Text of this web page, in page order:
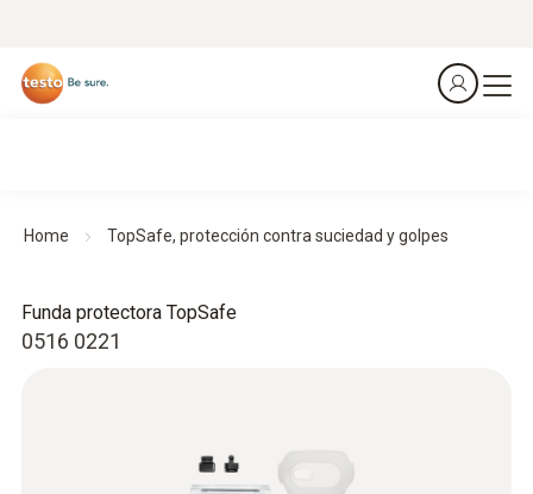
Home TopSafe, protección contra suciedad y golpes
0516 0221
Funda protectora TopSafe